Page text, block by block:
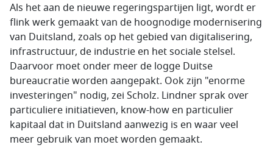
Als het aan de nieuwe regeringspartijen ligt, wordt er
flink werk gemaakt van de hoognodige modernisering
van Duitsland, zoals op het gebied van digitalisering,
infrastructuur, de industrie en het sociale stelsel.
Daarvoor moet onder meer de logge Duitse
bureaucratie worden aangepakt. Ook zijn "enorme
investeringen" nodig, zei Scholz. Lindner sprak over
particuliere initiatieven, know-how en particulier
kapitaal dat in Duitsland aanwezig is en waar veel
meer gebruik van moet worden gemaakt.